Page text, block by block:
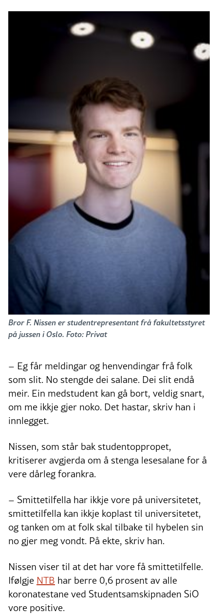
Bror F. Nissen er studentrepresentant frå fakultetsstyret
på jussen i Oslo. Foto: Privat
– Eg får meldingar og henvendingar frå folk
som slit. No stengde dei salane. Dei slit endå
meir. Ein medstudent kan gå bort, veldig snart,
om me ikkje gjer noko. Det hastar, skriv han i
innlegget.
Nissen, som står bak studentoppropet,
kritiserer avgjerda om å stenga lesesalane for å
vere dårleg forankra.
– Smittetilfella har ikkje vore på universitetet,
smittetilfella kan ikkje koplast til universitetet,
og tanken om at folk skal tilbake til hybelen sin
no gjer meg vondt. På ekte, skriv han.
Nissen viser til at det har vore få smittetilfelle.
Ifølgje NTB har berre 0,6 prosent av alle
koronatestane ved Studentsamskipnaden SiO
vore positive.